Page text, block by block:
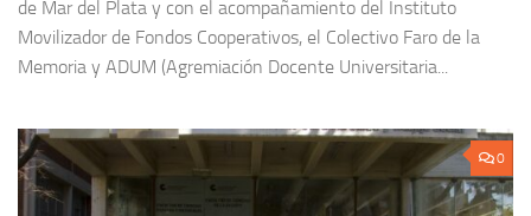
de Mar del Plata y con el acompañamiento del Instituto
Movilizador de Fondos Cooperativos, el Colectivo Faro de la
Memoria y ADUM (Agremiación Docente Universitaria...
0